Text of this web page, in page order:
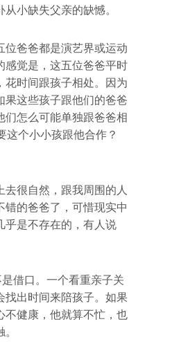
小缺失父亲的缺憾。
位爸爸都是演艺界或运动
感觉是，这五位爸爸平时
花时间跟孩子相处。因为
果这些孩子跟他们的爸爸
们怎么可能单独跟爸爸相
这个小小孩跟他合作？
去很自然，跟我周围的人
错的爸爸了，可惜现实中
乎是不存在的，有人说
借口。一个看重亲子关
找出时间来陪孩子。如果
不健康，他就算不忙，也